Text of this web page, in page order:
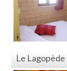
Le Lagopède